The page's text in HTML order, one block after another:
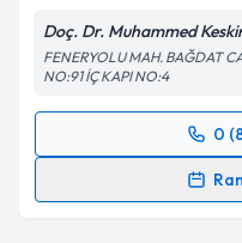
Doç. Dr. Muhammed
FENERYOLU MAH. BAĞDAT
NO:91 İÇ KAPI NO:4
0
Randevu